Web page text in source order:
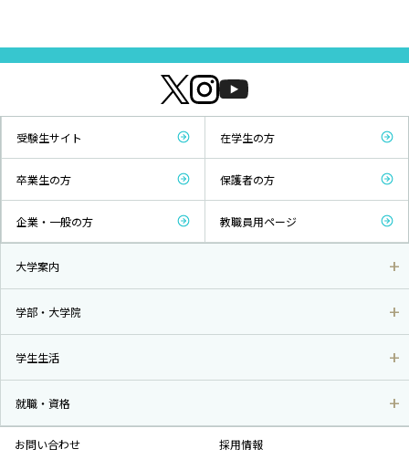
受験生サイト 在学生の方
卒業生の方 保護者の方
企業・一般の方 教職員用ページ
大学案内
学部・大学院
学生生活
就職・資格
お問い合わせ 採用情報